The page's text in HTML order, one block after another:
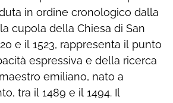
in ordine cronologico dalla
cupola della Chiesa di San
e il 1523, rappresenta il punto
espressiva e della ricerca
emiliano, nato a
tra il 1489 e il 1494. Il